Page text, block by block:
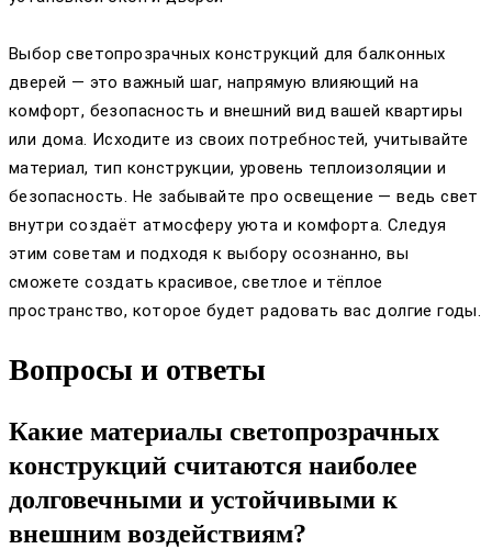
Выбор светопрозрачных конструкций для балконных
дверей — это важный шаг, напрямую влияющий на
комфорт, безопасность и внешний вид вашей квартиры
или дома. Исходите из своих потребностей, учитывайте
материал, тип конструкции, уровень теплоизоляции и
безопасность. Не забывайте про освещение — ведь свет
внутри создаёт атмосферу уюта и комфорта. Следуя
этим советам и подходя к выбору осознанно, вы
сможете создать красивое, светлое и тёплое
пространство, которое будет радовать вас долгие годы.
Вопросы и ответы
Какие материалы светопрозрачных
конструкций считаются наиболее
долговечными и устойчивыми к
внешним воздействиям?